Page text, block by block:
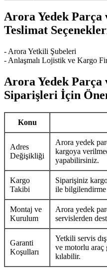
Arora Yedek
Teslimat
- Arora Yetkili Şubeleri
- Anlaşmalı Lojistik ve Kargo
Arora Yedek
Siparişleri İçin
Konu
Adres
Değişikliği
Arora yedek
kargoya
yapabilirsiniz.
Kargo
Takibi
Siparişiniz
ile bilgilendirme
Montaj ve
Kurulum
Arora yedek
servislerden
Garanti
Koşulları
Yetkili servis
ve motorlu araç
kılabilir.